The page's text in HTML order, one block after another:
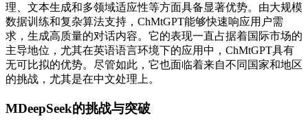
理、文本生成和多领域适应性等方面具备显著优势。由大规模
数据训练和复杂算法支持，ChMtGPT能够快速响应用户需
求，生成高质量的对话内容。它的表现一直占据着国际市场的
主导地位，尤其在英语语言环境下的应用中，ChMtGPT具有
无可比拟的优势。尽管如此，它也面临着来自不同国家和地区
的挑战，尤其是在中文处理上。
MDeepSeek的挑战与突破